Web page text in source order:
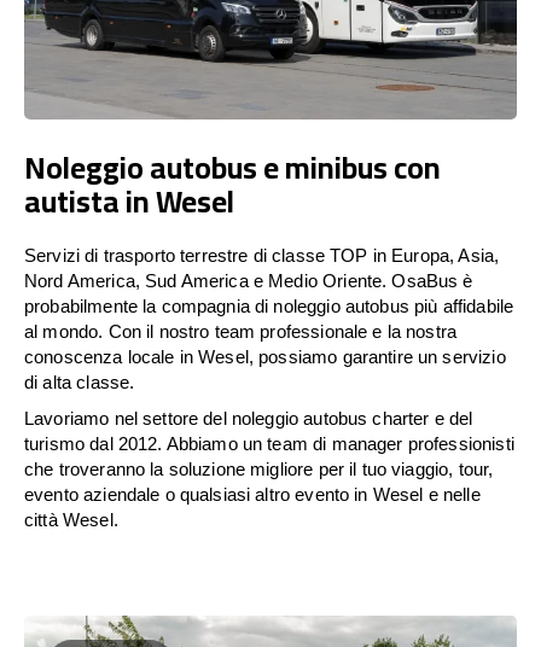
Noleggio autobus e minibus con
autista in Wesel
Servizi di trasporto terrestre di classe TOP in Europa, Asia,
Nord America, Sud America e Medio Oriente. OsaBus è
probabilmente la compagnia di noleggio autobus più affidabile
al mondo. Con il nostro team professionale e la nostra
conoscenza locale in Wesel, possiamo garantire un servizio
di alta classe.
Lavoriamo nel settore del noleggio autobus charter e del
turismo dal 2012. Abbiamo un team di manager professionisti
che troveranno la soluzione migliore per il tuo viaggio, tour,
evento aziendale o qualsiasi altro evento in Wesel e nelle
città Wesel.